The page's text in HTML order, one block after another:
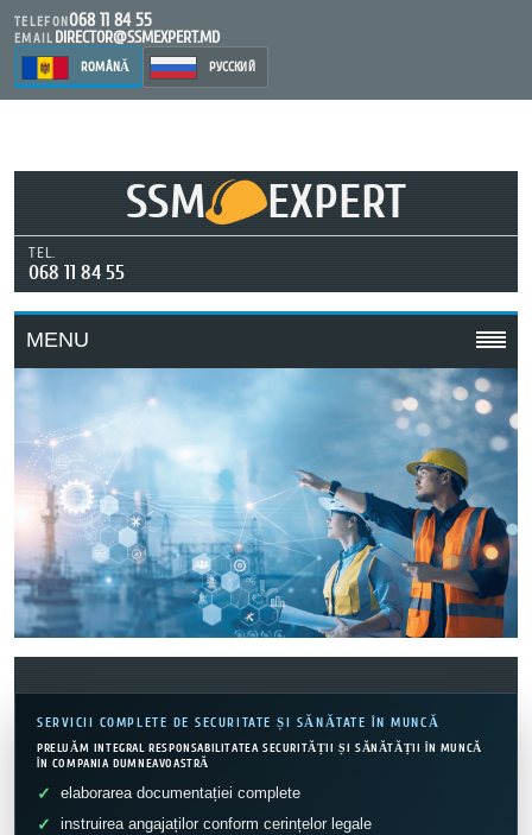
TELEFON068 11 84 55
EMAIL DIRECTOR@SSMEXPERT.MD
ROMÂNĂ РУССКИЙ
SSM EXPERT
TEL.
068 11 84 55
MENU
SERVICII COMPLETE DE SECURITATE ȘI SĂNĂTATE ÎN MUNCĂ
PRELUĂM INTEGRAL RESPONSABILITATEA SECURITĂȚII ȘI SĂNĂTĂȚII ÎN MUNCĂ
ÎN COMPANIA DUMNEAVOASTRĂ
elaborarea documentației complete
instruirea angajaților conform cerințelor legale